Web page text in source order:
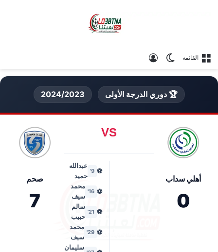
القائمة الوضع المظلم
🏆 دوري الدرجة الأولى 2024/2023
أهلي سداب
0
VS
⚽
9'
عبدالله
حميد
⚽
16'
محمد
سيف
⚽
21'
سالم
حبيب
⚽
29'
محمد
سيف
سليمان
صحم
7